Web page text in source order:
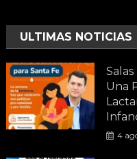
ULTIMAS NOTICIAS
Una
4